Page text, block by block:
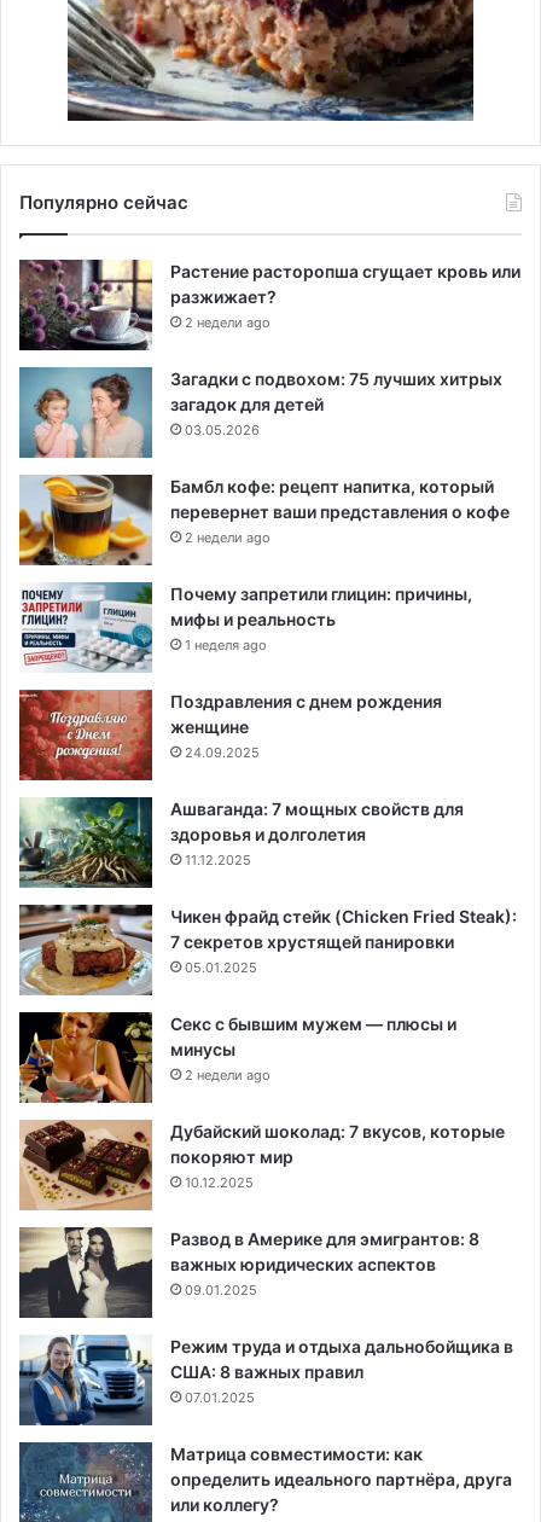
Популярно сейчас
Растение расторопша сгущает кровь или
разжижает?
2 недели ago
Загадки с подвохом: 75 лучших хитрых
загадок для детей
03.05.2026
Бамбл кофе: рецепт напитка, который
перевернет ваши представления о кофе
2 недели ago
Почему запретили глицин: причины,
мифы и реальность
1 неделя ago
Поздравления с днем рождения
женщине
24.09.2025
Ашваганда: 7 мощных свойств для
здоровья и долголетия
11.12.2025
Чикен фрайд стейк (Chicken Fried Steak):
7 секретов хрустящей панировки
05.01.2025
Секс с бывшим мужем — плюсы и
минусы
2 недели ago
Дубайский шоколад: 7 вкусов, которые
покоряют мир
10.12.2025
Развод в Америке для эмигрантов: 8
важных юридических аспектов
09.01.2025
Режим труда и отдыха дальнобойщика в
США: 8 важных правил
07.01.2025
Матрица совместимости: как
определить идеального партнёра, друга
или коллегу?